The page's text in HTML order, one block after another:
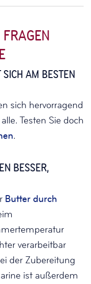
AM BESTEN
sich hervorragend
Testen Sie doch
.
BESSER,
Butter durch
verarbeitbar
der Zubereitung
ist außerdem